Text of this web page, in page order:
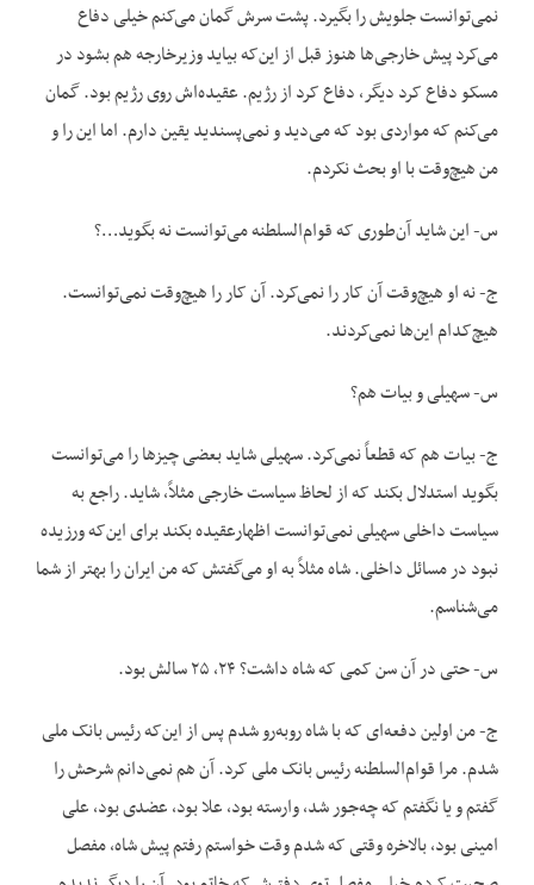
نمی‌توانست جلویش را بگیرد. پشت سرش گمان می‌کنم خیلی دفاع
می‌کرد پیش خارجی‌ها هنوز قبل از این‌که بیاید وزیرخارجه هم بشود در
مسکو دفاع کرد دیگر، دفاع کرد از رژیم. عقیده‌اش روی رژیم بود. گمان
می‌کنم که مواردی بود که می‌دید و نمی‌پسندید یقین دارم. اما این را و
من هیچ‌وقت با او بحث نکردم.
س- این شاید آن‌طوری که قوام‌السلطنه می‌توانست نه بگوید…؟
ج- نه او هیچ‌وقت آن کار را نمی‌کرد. آن کار را هیچ‌وقت نمی‌توانست.
هیچ‌کدام این‌ها نمی‌کردند.
س- سهیلی و بیات هم؟
ج- بیات هم که قطعاً نمی‌کرد. سهیلی شاید بعضی چیزها را می‌توانست
بگوید استدلال بکند که از لحاظ سیاست خارجی مثلاً، شاید. راجع به
سیاست داخلی سهیلی نمی‌توانست اظهارعقیده بکند برای این‌که ورزیده
نبود در مسائل داخلی. شاه مثلاً به او می‌گفتش که من ایران را بهتر از شما
می‌شناسم.
س- حتی در آن سن کمی که شاه داشت؟ ۲۴، ۲۵ سالش بود.
ج- من اولین دفعه‌ای که با شاه روبه‌رو شدم پس از این‌که رئیس بانک ملی
شدم. مرا قوام‌السلطنه رئیس بانک ملی کرد. آن هم نمی‌دانم شرحش را
گفتم و یا نگفتم که چه‌جور شد، وارسته بود، علا بود، عضدی بود، علی
امینی بود، بالاخره وقتی که شدم وقت خواستم رفتم پیش شاه، مفصل